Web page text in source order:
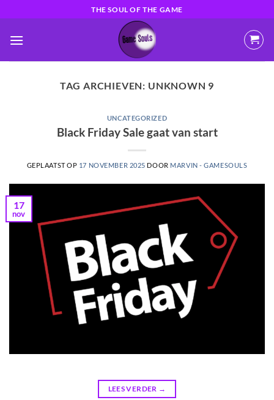
naar
inhoud
THE SOUL OF THE GAME
TAG ARCHIEVEN: UNKNOWN 9
UNCATEGORIZED
Black Friday Sale gaat van start
GEPLAATST OP 17 NOVEMBER 2025 DOOR MARVIN - GAMESOULS
17
nov
LEES VERDER →